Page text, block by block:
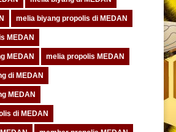
melia biyang propolis di MEDAN
MEDAN
MEDAN melia propolis MEDAN
di MEDAN
MEDAN
di MEDAN